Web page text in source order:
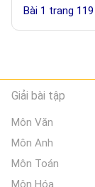
Bài 1 trang
Giải bài tập
Môn Văn
Môn Anh
Môn Toán
Môn Hóa